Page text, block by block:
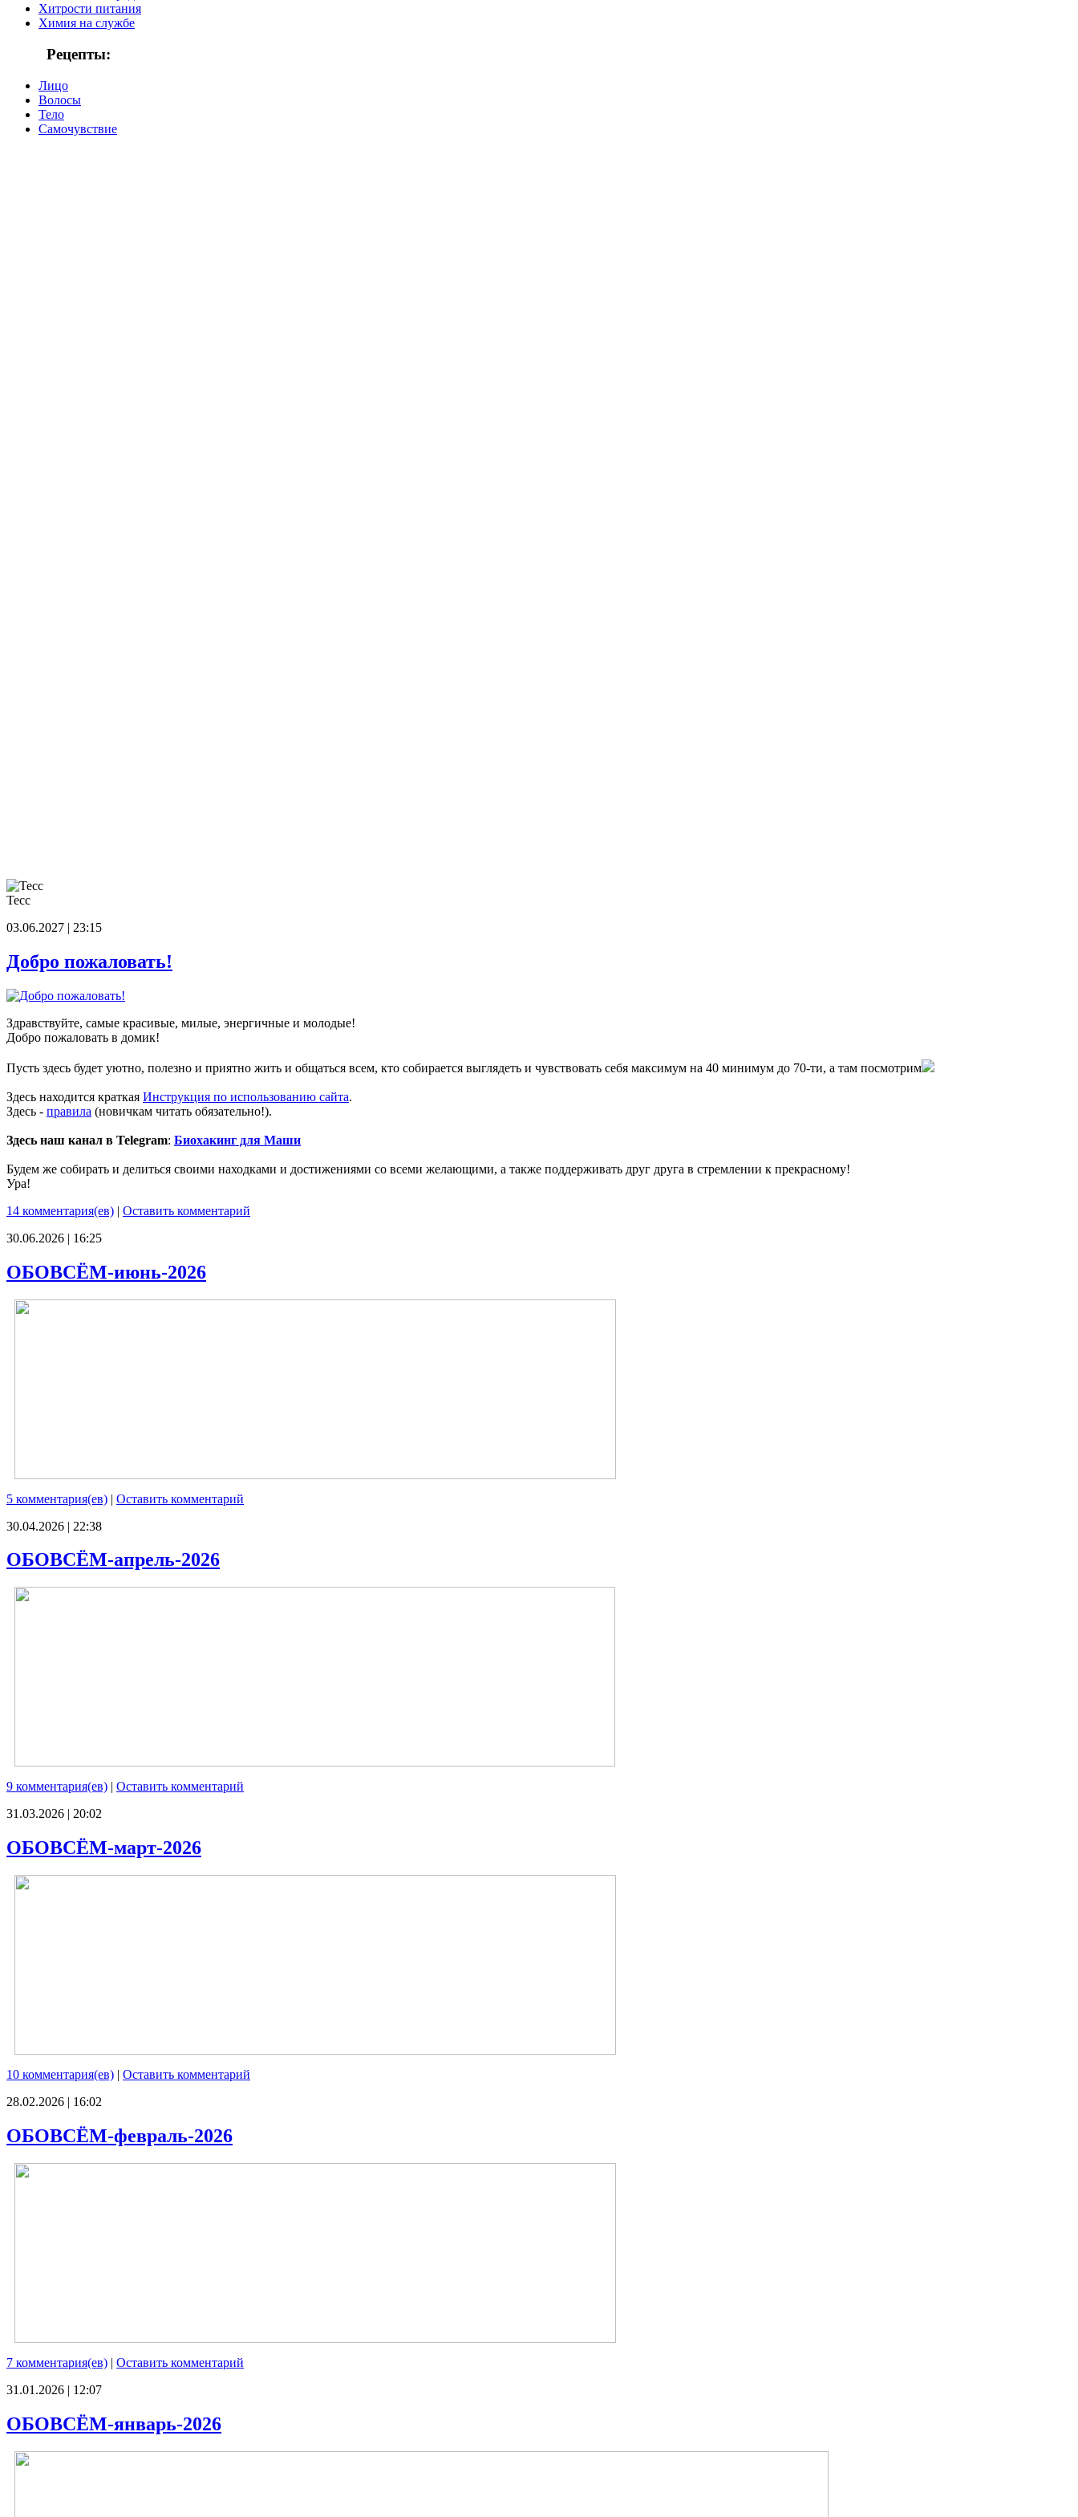
Хитрости питания
Химия на службе
Рецепты:
Лицо
Волосы
Тело
Самочувствие
Тесс
03.06.2027 | 23:15
Добро пожаловать!
Здравствуйте, самые красивые, милые, энергичные и молодые!
Добро пожаловать в домик!
Пусть здесь будет уютно, полезно и приятно жить и общаться всем, кто собирается выглядеть и чувствовать себя максимум на 40 минимум до 70-ти, а там посмотрим
Здесь находится краткая Инструкция по использованию сайта.
Здесь - правила (новичкам читать обязательно!).
Здесь наш канал в Telegram: Биохакинг для Маши
Будем же собирать и делиться своими находками и достижениями со всеми желающими, а также поддерживать друг друга в стремлении к прекрасному!
Ура!
14 комментария(ев) | Оставить комментарий
30.06.2026 | 16:25
ОБОВСЁМ-июнь-2026
5 комментария(ев) | Оставить комментарий
30.04.2026 | 22:38
ОБОВСЁМ-апрель-2026
9 комментария(ев) | Оставить комментарий
31.03.2026 | 20:02
ОБОВСЁМ-март-2026
10 комментария(ев) | Оставить комментарий
28.02.2026 | 16:02
ОБОВСЁМ-февраль-2026
7 комментария(ев) | Оставить комментарий
31.01.2026 | 12:07
ОБОВСЁМ-январь-2026